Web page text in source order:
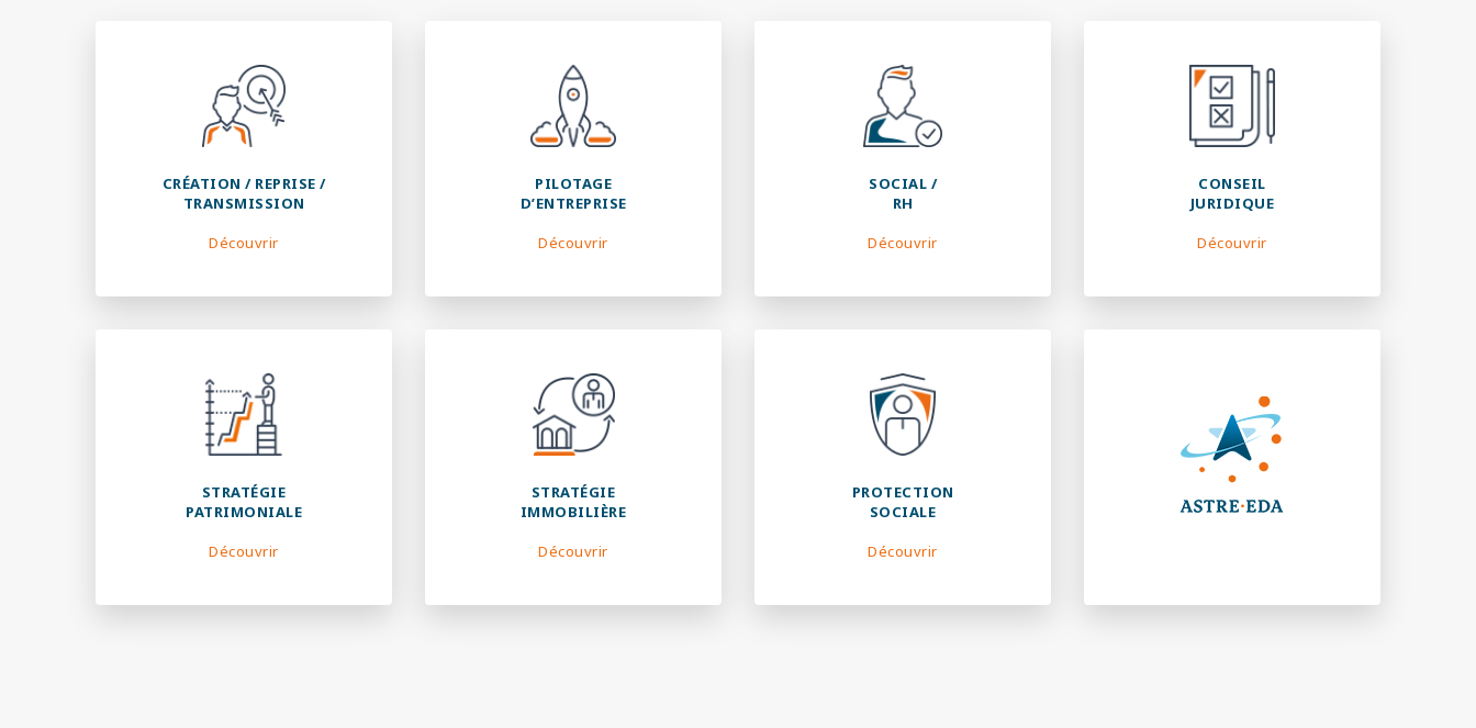
CRÉATION / REPRISE /
TRANSMISSION
Découvrir
PILOTAGE
D’ENTREPRISE
Découvrir
SOCIAL /
RH
Découvrir
CONSEIL
JURIDIQUE
Découvrir
STRATÉGIE
PATRIMONIALE
Découvrir
STRATÉGIE
IMMOBILIÈRE
Découvrir
PROTECTION
SOCIALE
Découvrir